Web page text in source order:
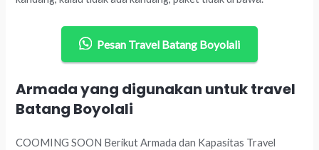
Pesan Travel Batang Boyolali
Armada yang digunakan untuk travel
Batang Boyolali
COOMING SOON Berikut Armada dan Kapasitas Travel